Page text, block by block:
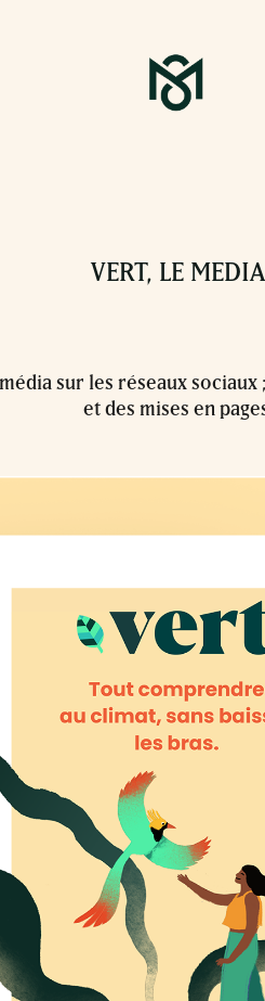
VERT, LE MEDIA
sur les réseaux
et des mises en